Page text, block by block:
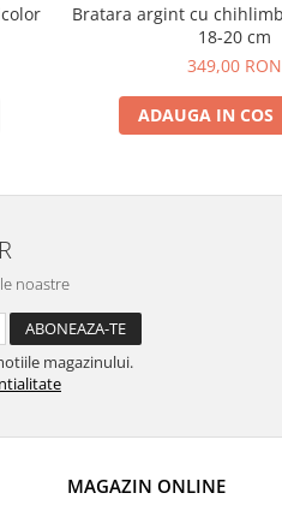
Bratara argint cu
18-20 cm
349,00 RON
ADAUGA IN COS
noastre
magazinului.
MAGAZIN ONLINE